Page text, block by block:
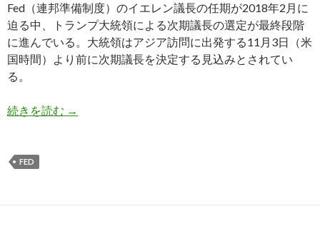
Fed（連邦準備制度）のイエレン議長の任期が2018年2月に
迫る中、トランプ大統領による次期議長の選定が最終段階
に進んでいる。大統領はアジア訪問に出発する11月3日（米
国時間）より前に次期議長を決定する見込みとされてい
る。
続きを読む イエレン議長、ワシントンでの講演で量的緩和
→
FED